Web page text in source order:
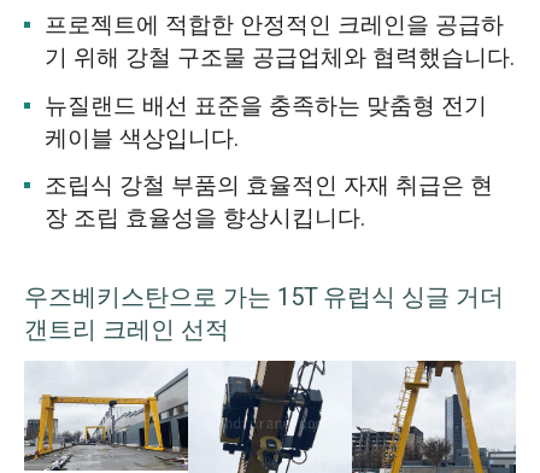
프로젝트에 적합한 안정적인 크레인을 공급하
기 위해 강철 구조물 공급업체와 협력했습니다.
뉴질랜드 배선 표준을 충족하는 맞춤형 전기
케이블 색상입니다.
조립식 강철 부품의 효율적인 자재 취급은 현
장 조립 효율성을 향상시킵니다.
우즈베키스탄으로 가는 15T 유럽식 싱글 거더
갠트리 크레인 선적